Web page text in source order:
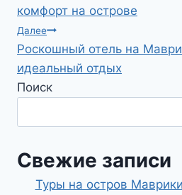
по
записям
комфорт на острове
Далее
Роскошный отель на
идеальный отдых
Поиск
Свежие записи
Туры на остров